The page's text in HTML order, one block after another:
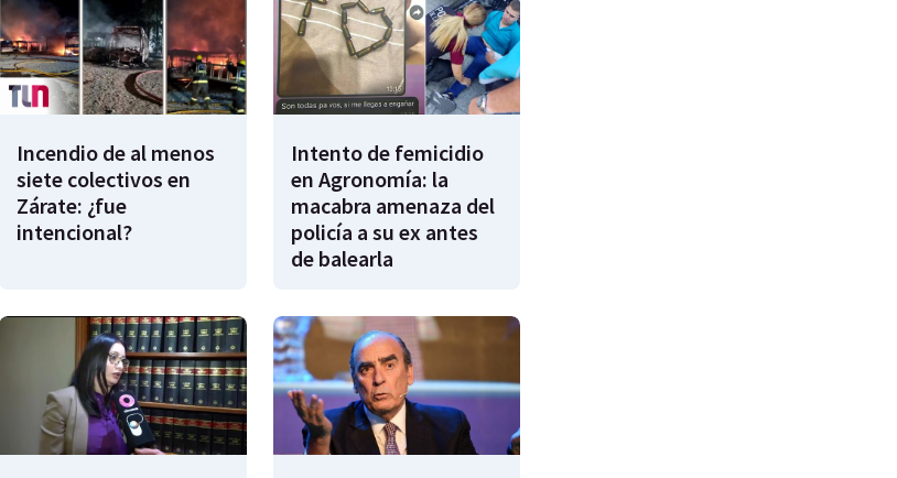
Incendio de al menos
siete colectivos en
Zárate: ¿fue
intencional?
Intento de femicidio
en Agronomía: la
macabra amenaza del
policía a su ex antes
de balearla